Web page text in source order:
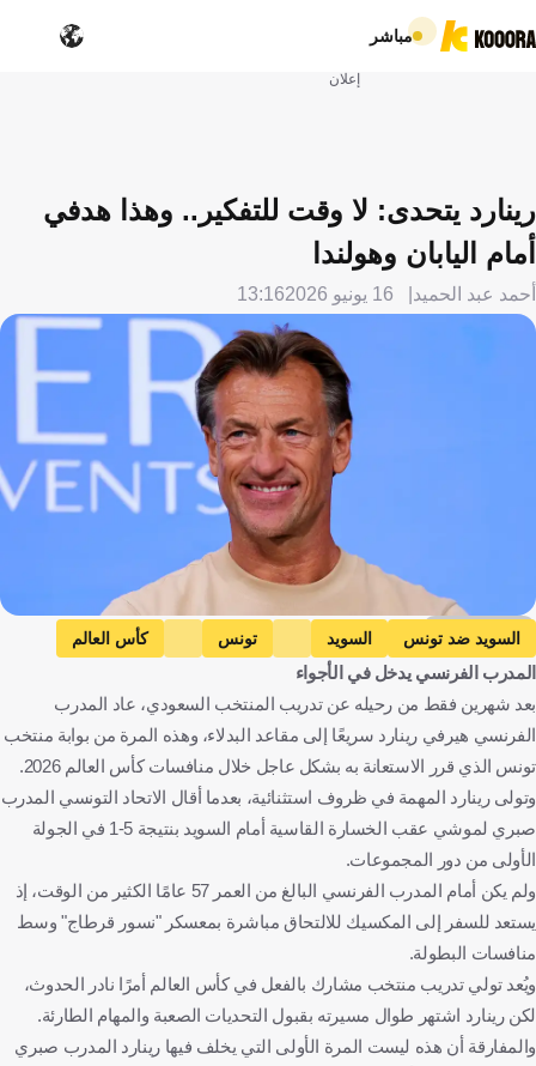
مباشر
إعلان
رينارد يتحدى: لا وقت للتفكير.. وهذا هدفي
أمام اليابان وهولندا
أحمد عبد الحميد 16 يونيو 2026 13:16
Getty Images
السويد ضد تونس السويد تونس
كأس العالم
تونس ضد اليابان
اليابان
هيرفي رينارد
إسبانيا ضد السعودية إسبانيا
السعودية
الولايات المتحدة
فرنسا
إسبانيا المملكة العربية السعودية كرة قدم
المدرب الفرنسي يدخل في الأجواء
بعد شهرين فقط من رحيله عن تدريب المنتخب السعودي، عاد المدرب
الفرنسي هيرفي رينارد سريعًا إلى مقاعد البدلاء، وهذه المرة من بوابة منتخب
تونس الذي قرر الاستعانة به بشكل عاجل خلال منافسات كأس العالم 2026.
وتولى رينارد المهمة في ظروف استثنائية، بعدما أقال الاتحاد التونسي المدرب
صبري لموشي عقب الخسارة القاسية أمام السويد بنتيجة 5-1 في الجولة
الأولى من دور المجموعات.
ولم يكن أمام المدرب الفرنسي البالغ من العمر 57 عامًا الكثير من الوقت، إذ
يستعد للسفر إلى المكسيك للالتحاق مباشرة بمعسكر "نسور قرطاج" وسط
منافسات البطولة.
ويُعد تولي تدريب منتخب مشارك بالفعل في كأس العالم أمرًا نادر الحدوث،
لكن رينارد اشتهر طوال مسيرته بقبول التحديات الصعبة والمهام الطارئة.
والمفارقة أن هذه ليست المرة الأولى التي يخلف فيها رينارد المدرب صبري